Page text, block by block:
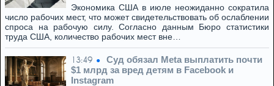
Экономика США в июле неожиданно сократила
число рабочих мест, что может свидетельствовать об ослаблении
спроса на рабочую силу. Согласно данным Бюро статистики
труда США, количество рабочих мест вне…
13:49
Суд обязал Meta выплатить почти
$1 млрд за вред детям в Facebook и
Instagram